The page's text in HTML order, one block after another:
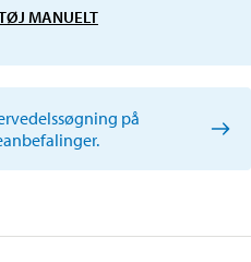
MANUELT
på